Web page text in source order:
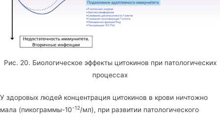
Рис. 20. Биологическое эффекты цитокинов при патологических
процессах
У здоровых людей концентрация цитокинов в крови ничтожно
мала (пикограммы-10-12/мл), при развитии патологического